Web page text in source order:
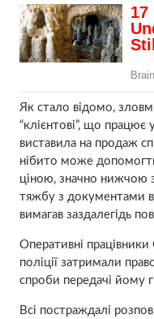
Як стало відомо,
“клієнтові”, що працює
виставила на продаж
нібито може
ціною, значно нижчою
тяжбу з документами
вимагав заздалегідь
Оперативні
поліції затримали
спроби передачі йому
Всі постраждалі